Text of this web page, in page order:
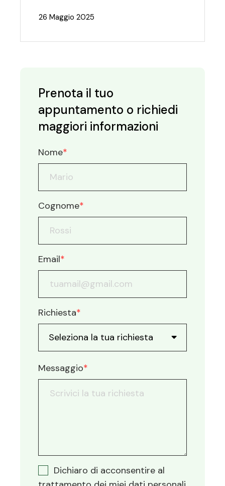
26 Maggio 2025
Prenota il tuo
appuntamento o richiedi
maggiori informazioni
Nome*
Cognome*
Email*
Richiesta*
Messaggio*
Dichiaro di acconsentire al